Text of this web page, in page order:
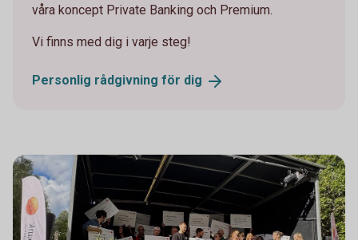
våra koncept Private Banking och Premium.
Vi finns med dig i varje steg!
Personlig rådgivning för dig